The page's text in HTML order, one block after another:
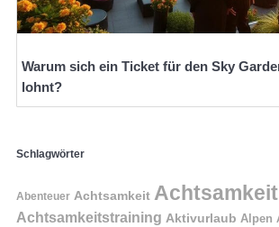
Warum sich ein Ticket für den Sky
lohnt?
Schlagwörter
Abenteuer Achtsamkeit
Achtsamkeitstraining Aktivurlaub Alpen